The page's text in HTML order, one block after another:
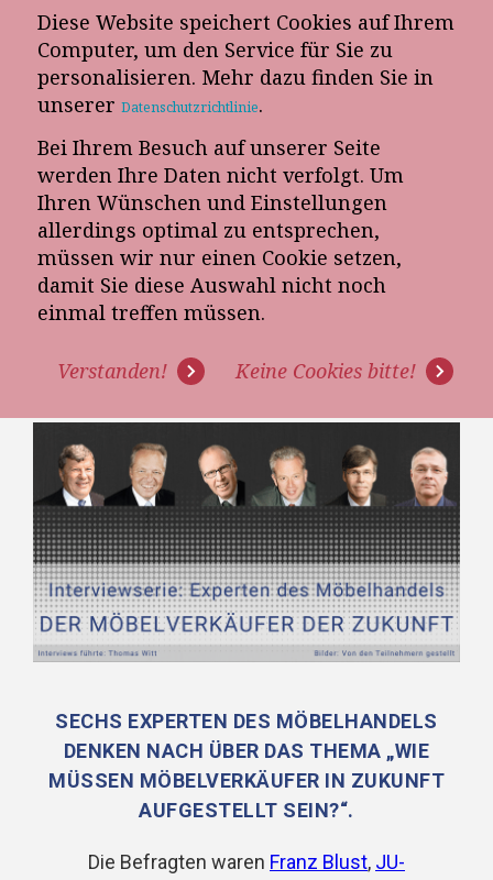
Diese Website speichert Cookies auf Ihrem
Computer, um den Service für Sie zu
personalisieren. Mehr dazu finden Sie in
unserer Datenschutzrichtlinie.
Bei Ihrem Besuch auf unserer Seite
werden Ihre Daten nicht verfolgt. Um
Ihren Wünschen und Einstellungen
allerdings optimal zu entsprechen,
müssen wir nur einen Cookie setzen,
damit Sie diese Auswahl nicht noch
einmal treffen müssen.
Verstanden! Keine Cookies bitte!
E-Mail-Newsletter
Telefon-Termin
6 EXPERTENMEINUNGEN ÜBER
DEN MÖBELVERKÄUFER DER
ZUKUNFT
SECHS EXPERTEN DES MÖBELHANDELS
DENKEN NACH ÜBER DAS THEMA „WIE
MÜSSEN MÖBELVERKÄUFER IN ZUKUNFT
AUFGESTELLT SEIN?“.
Die Befragten waren Franz Blust, JU-